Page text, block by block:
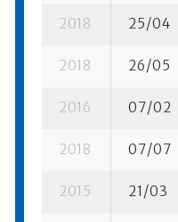
2018 25/04
2018 26/05
2016 07/02
2018 07/07
2015 21/03